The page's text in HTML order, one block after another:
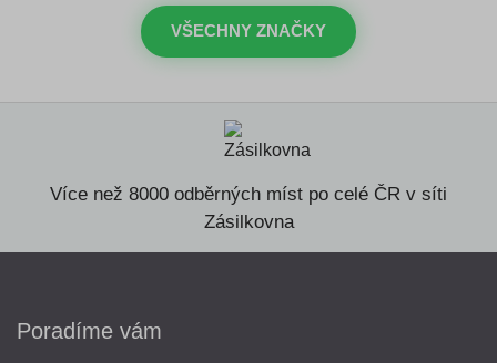
VŠECHNY ZNAČKY
Více než 8000 odběrných míst po celé ČR v síti
Zásilkovna
Poradíme vám